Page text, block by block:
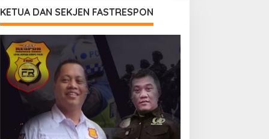
KETUA DAN SEKJEN FASTRESPON